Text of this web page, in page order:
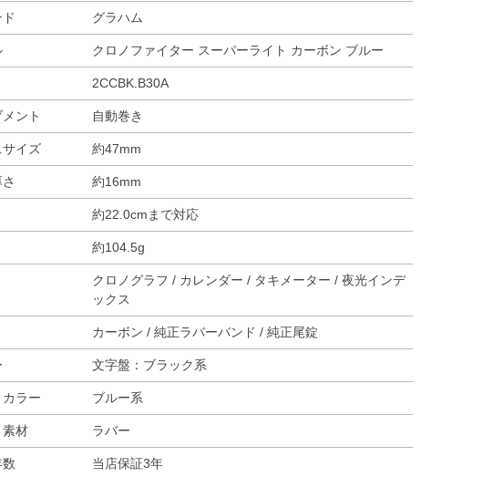
グラハム
クロノファイター スーパーライト カーボン ブルー
2CCBK.B30A
ント 自動巻き
イズ 約47mm
約16mm
約22.0cmまで対応
約104.5g
クロノグラフ / カレンダー / タキメーター / 夜光インデ
ックス
カーボン / 純正ラバーバンド / 純正尾錠
文字盤：ブラック系
ラー ブルー系
素材 ラバー
当店保証3年